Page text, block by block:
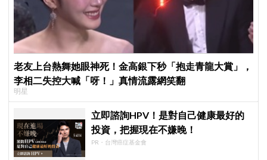
老友上台熱舞她眼神死！金高銀下秒「抱走青龍大賞」，
李相二失控大喊「呀！」真情流露網笑翻
明星
立即諮詢HPV！是對自己健康最好的
投資，把握現在不嫌晚！
PR・台灣癌症基金會